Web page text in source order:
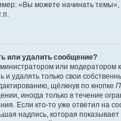
«Вы можете начинать
или удалить сообщение?
или модератором
и удалять только свои
щёлкнув по кнопке
иногда только в течение
Если кто-то уже ответил на
надпись, которая показывает